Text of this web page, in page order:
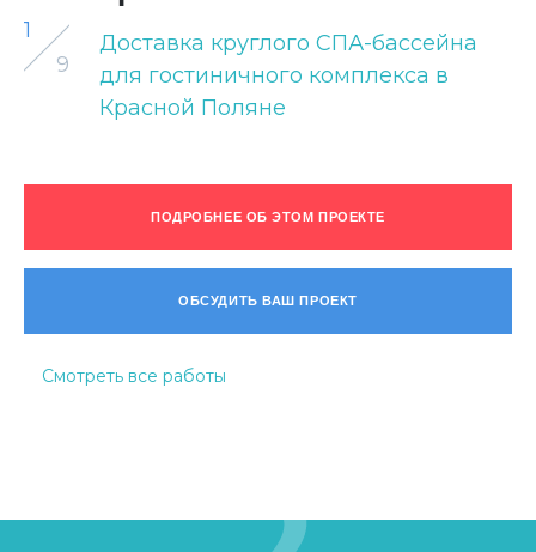
1
9
Доставка круглого СПА-бассейна
для гостиничного комплекса в
Красной Поляне
ПОДРОБНЕЕ ОБ ЭТОМ ПРОЕКТЕ
ОБСУДИТЬ ВАШ ПРОЕКТ
Смотреть все работы